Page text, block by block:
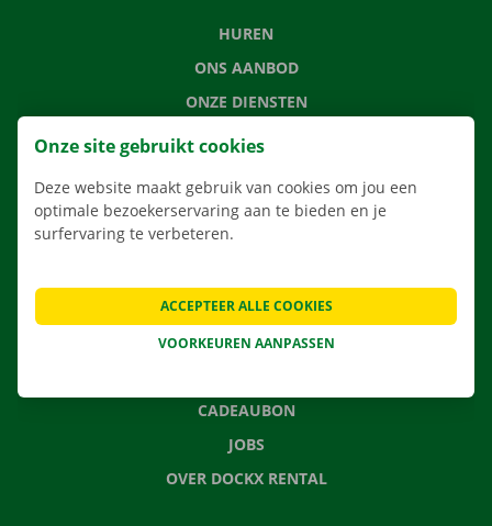
HUREN
ONS AANBOD
ONZE DIENSTEN
LOCATIES
VERHUISOPLOSSINGEN
CONTACTEER ONS
VEELGESTELDE VRAGEN
CADEAUBON
JOBS
OVER DOCKX RENTAL
Onze site gebruikt cookies
Deze website maakt gebruik van cookies om jou een
optimale bezoekerservaring aan te bieden en je
surfervaring te verbeteren.
VOORKEUREN AANPASSEN
ACCEPTEER ALLE COOKIES